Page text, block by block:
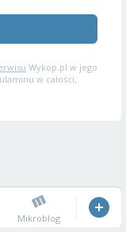
Wykop.pl w jego
w całości,
Mikroblog